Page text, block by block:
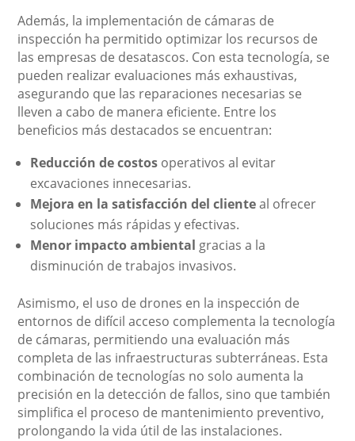
Además, la implementación de cámaras de
inspección ha permitido optimizar los recursos de
las empresas de desatascos. Con esta tecnología, se
pueden realizar evaluaciones más exhaustivas,
asegurando que las reparaciones necesarias se
lleven a cabo de manera eficiente. Entre los
beneficios más destacados se encuentran:
Reducción de costos operativos al evitar
excavaciones innecesarias.
Mejora en la satisfacción del clienteal ofrecer
soluciones más rápidas y efectivas.
Menor impacto ambiental gracias a la
disminución de trabajos invasivos.
Asimismo, el uso de drones en la inspección de
entornos de difícil acceso complementa la tecnología
de cámaras, permitiendo una evaluación más
completa de las infraestructuras subterráneas. Esta
combinación de tecnologías no solo aumenta la
precisión en la detección de fallos, sino que también
simplifica el proceso de mantenimiento preventivo,
prolongando la vida útil de las instalaciones.